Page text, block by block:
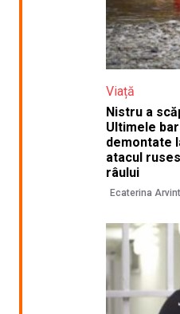
Viață
Nistru a
Ultimele
demontate
atacul
râului
Ecaterina